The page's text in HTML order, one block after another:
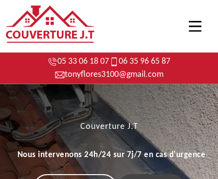
05 33 06 18 07
06 35 96 65 87
tonyflores3100@gmail.com
Couverture J.T
Nous intervenons 24h/24 sur 7j/7 en cas d'urgence